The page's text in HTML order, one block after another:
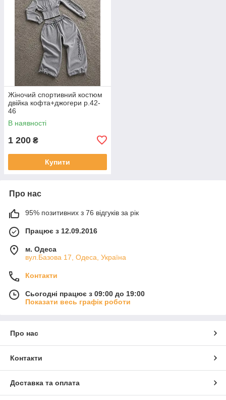
Жіночий спортивний костюм
двійка кофта+джогери р.42-
46
В наявності
1 200 ₴
Купити
Про нас
95% позитивних з 76 відгуків за рік
Працює з 12.09.2016
м. Одеса
вул.Базова 17, Одеса, Україна
Контакти
Сьогодні працює з 09:00 до 19:00
Показати весь графік роботи
Про нас
Контакти
Доставка та оплата